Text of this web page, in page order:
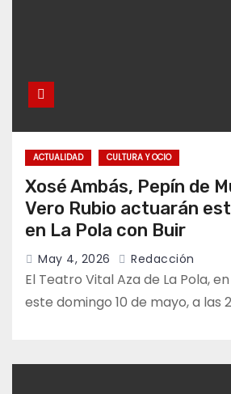
ACTUALIDAD CULTURA Y OCIO
Xosé Ambás, Pepín de
Vero Rubio actuarán
en La Pola con Buir
May 4, 2026 Redacción
El Teatro Vital Aza de La Pola,
este domingo 10 de mayo, a las